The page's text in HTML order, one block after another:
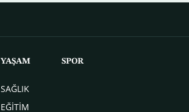
YAŞAM
SAĞLIK
EĞİTİM
SPOR